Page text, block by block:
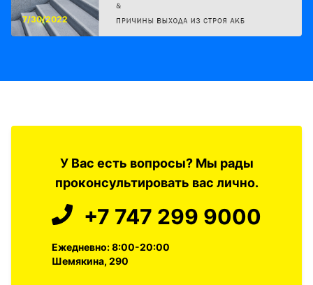
7/30/2022
У Вас есть вопросы? Мы рады
проконсультировать вас лично.
+7 747 299 9000
Ежедневно: 8:00-20:00
Шемякина, 290